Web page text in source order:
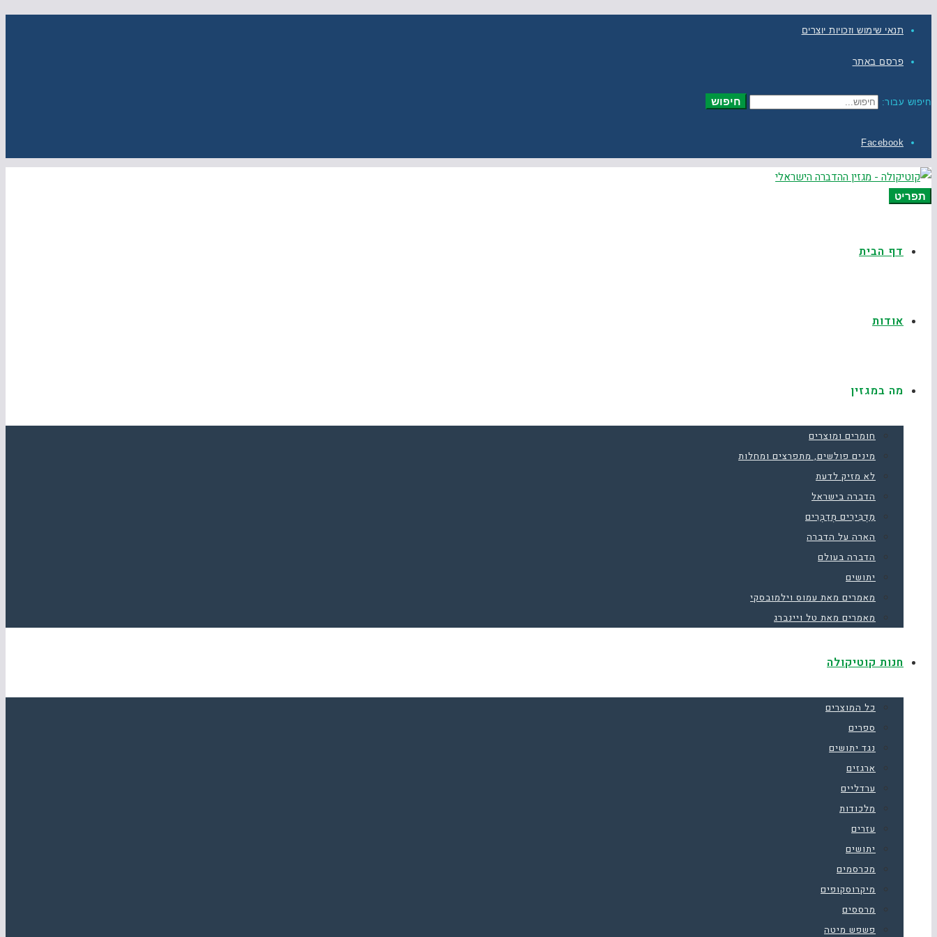
תנאי שימוש וזכויות יוצרים
פרסם באתר
חיפוש עבור: חיפוש
Facebook
תפריט
דף הבית
אודות
מה במגזין
חומרים ומוצרים
מינים פולשים, מתפרצים ומחלות
לא מזיק לדעת
הדברה בישראל
מַדְבִּירִים מְדַבְּרִים
הארה על הדברה
הדברה בעולם
יתושים
מאמרים מאת עמוס וילמובסקי
מאמרים מאת טל ויינברג
חנות קוטיקולה
כל המוצרים
ספרים
נגד יתושים
ארגזים
ערדליים
מלכודות
עזרים
יתושים
מכרסמים
מיקרוסקופים
מרססים
פשפש מיטה